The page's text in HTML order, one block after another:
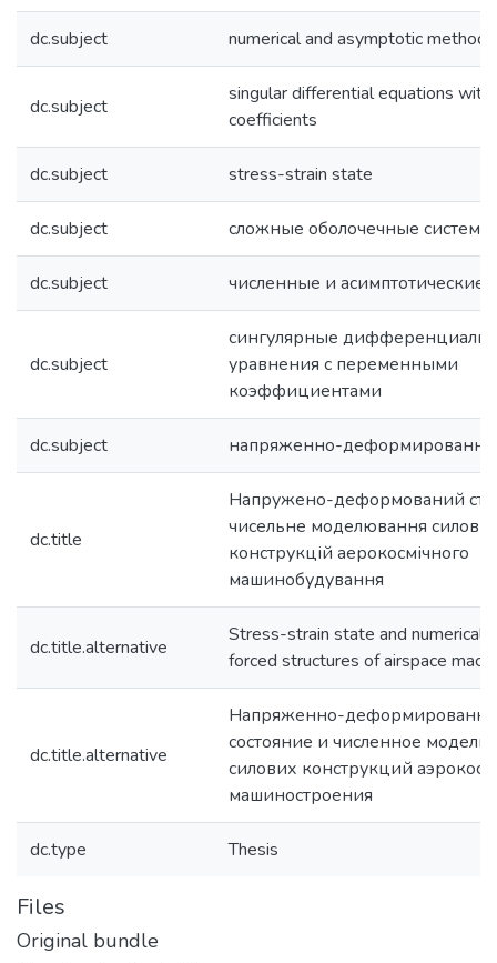
dc.subject numerical and asymptotic methods
dc.subject
singular differential equations with
coefficients
dc.subject stress-strain state
dc.subject сложные оболочечные системы
dc.subject численные и асимптотические
dc.subject
сингулярные
уравнения с переменными
коэффициентами
dc.subject напряженно-
dc.title
Напружено-деформований
чисельне моделювання
конструкцій аерокосмічного
машинобудування
dc.title.alternative
Stress-strain state and numerical
forced structures of airspace
dc.title.alternative
Напряженно-
состояние и численное
силових конструкций
машиностроения
dc.type Thesis
Files
Original bundle